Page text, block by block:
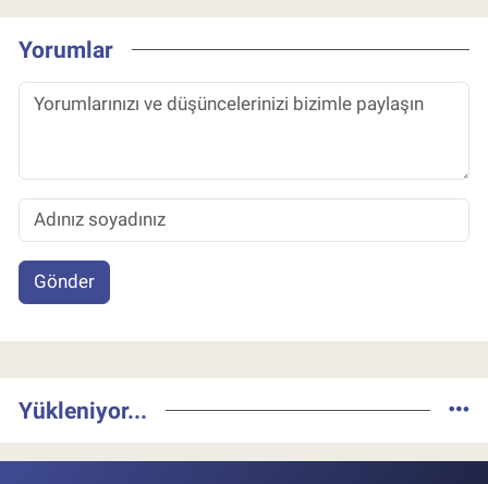
Yorumlar
Gönder
Yükleniyor...